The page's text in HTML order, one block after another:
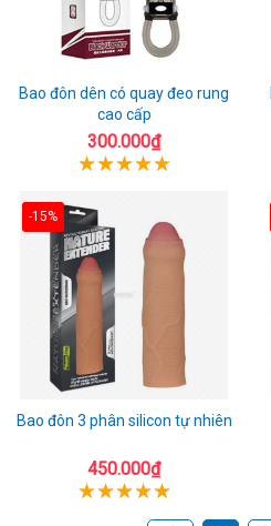
Bao đôn dên có quay đeo rung
cao cấp
300.000₫
-15%
Bao đôn 3 phân silicon tự nhiên
450.000₫